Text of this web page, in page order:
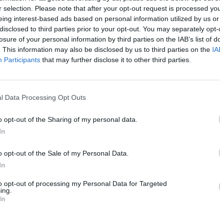
selection. Please note that after your opt-out request is processed
interest-based ads based on personal information utilized by us
to third parties prior to your opt-out. You may separately
of your personal information by third parties on the IAB’s list of
This information may also be disclosed by us to third parties on the
Participants that may further disclose it to other third parties.
Data Processing Opt Outs
opt-out of the Sharing of my personal data.
opt-out of the Sale of my Personal Data.
opt-out of processing my Personal Data for Targeted
hét országban is csatlakoznak.
Gödöllőről, Királyhegyesről,
Nagyhalászról, Albertirsáról és
olvasnának a maraton napján. Egyéni
Svédországból, Szlovákiából
Írországból.
a csíkszeredai Kájoni János Megyei
hat óra között olvasnak fel Szabó
a felolvasás, osztálytermekben,
A szervezők kérik a csatlakozni vágyókat,
be a rendezvényre. A korábbi évekhez
könyvjelzőt kapnak ajándékba. A